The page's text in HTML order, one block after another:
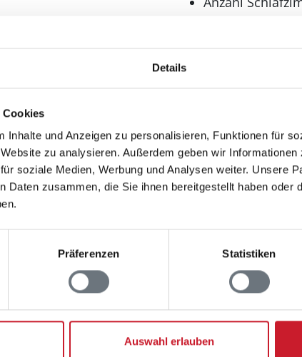
Details
Cookies
Inhalte und Anzeigen zu personalisieren, Funktionen für
zu analysieren. Außerdem geben wir
soziale Medien, Werbung und Analysen weiter. Unsere
Daten zusammen, die Sie ihnen bereitgestellt haben oder
Präferenzen Statistiken
Auswahl erlauben
Waschmaschine
Aussenbereich
Terrasse: 1